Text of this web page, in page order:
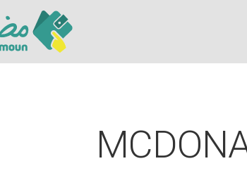
Hit enter to search or ESC to close